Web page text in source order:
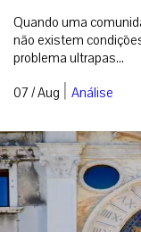
Quando uma
não existem
problema ultrapas...
07 / Aug | Análise